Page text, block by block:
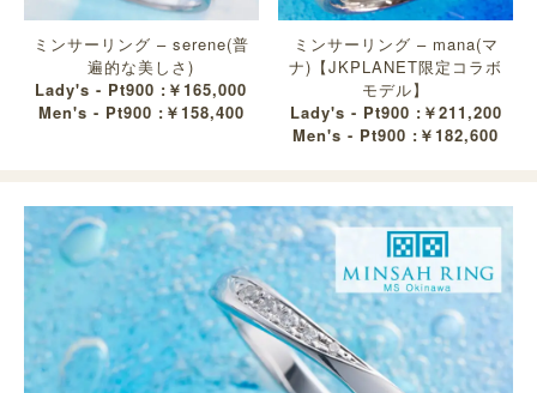
ミンサーリング – serene(普
遍的な美しさ)
Lady's - Pt900 :￥165,000
Men's - Pt900 :￥158,400
ミンサーリング – mana(マ
ナ)【JKPLANET限定コラボ
モデル】
Lady's - Pt900 :￥211,200
Men's - Pt900 :￥182,600